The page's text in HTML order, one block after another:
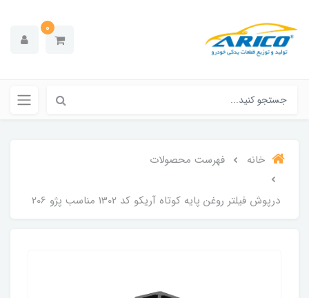
0
خانه فهرست محصولات
درپوش فیلتر روغن پایه کوتاه آریکو کد 1302 مناسب پژو 206